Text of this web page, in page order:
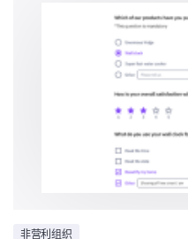
非营利组织